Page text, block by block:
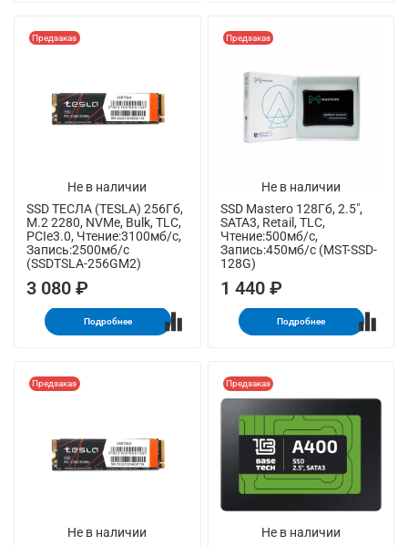
Не в наличии
Предзаказ
SSD ТЕСЛА (TESLA) 256Гб,
M.2 2280, NVMe, Bulk, TLC,
PCIe3.0, Чтение:3100мб/с,
Запись:2500мб/с
(SSDTSLA-256GM2)
3 080 ₽
Подробнее
Не в наличии
Предзаказ
SSD Mastero 128Гб, 2.5",
SATA3, Retail, TLC,
Чтение:500мб/с,
Запись:450мб/с (MST-SSD-
128G)
1 440 ₽
Подробнее
Не в наличии
Предзаказ
Не в наличии
Предзаказ